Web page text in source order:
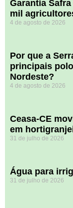
Garantia
mil
4 de agosto de 2026
Por que a
principais
Nordeste?
4 de agosto de 2026
Ceasa-CE
em
31 de julho de 2026
Água para
31 de julho de 2026